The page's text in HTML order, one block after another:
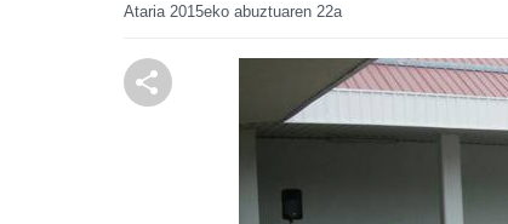
Ataria 2015eko abuztuaren 22a